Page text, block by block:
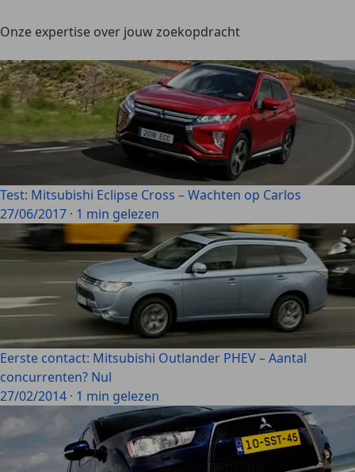
Onze expertise over jouw zoekopdracht
Test: Mitsubishi Eclipse Cross – Wachten op Carlos
27/06/2017 · 1 min gelezen
Eerste contact: Mitsubishi Outlander PHEV – Aantal
concurrenten? Nul
27/02/2014 · 1 min gelezen